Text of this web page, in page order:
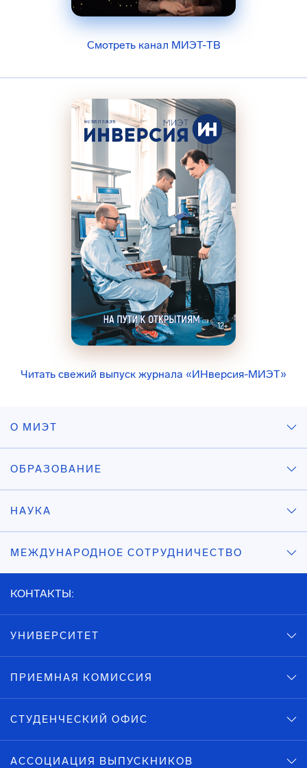
Смотреть канал МИЭТ-ТВ
Читать свежий выпуск журнала «ИНверсия-МИЭТ»
О МИЭТ
ОБРАЗОВАНИЕ
НАУКА
МЕЖДУНАРОДНОЕ СОТРУДНИЧЕСТВО
КОНТАКТЫ:
УНИВЕРСИТЕТ
ПРИЕМНАЯ КОМИССИЯ
СТУДЕНЧЕСКИЙ ОФИС
АССОЦИАЦИЯ ВЫПУСКНИКОВ